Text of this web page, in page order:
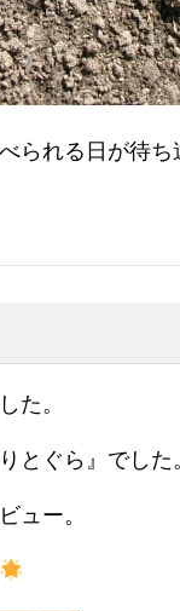
られる日が待
た。
とぐら』でした
ュー。